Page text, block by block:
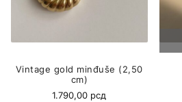
Vintage gold minđuše (2,50
cm)
1.790,00 рсд